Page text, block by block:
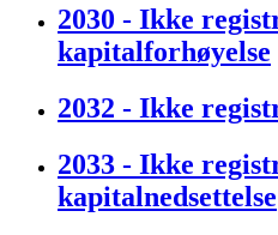
2030 - Ikke
kapitalforhøyelse
2032 - Ikke
2033 - Ikke
kapitalnedsettelse